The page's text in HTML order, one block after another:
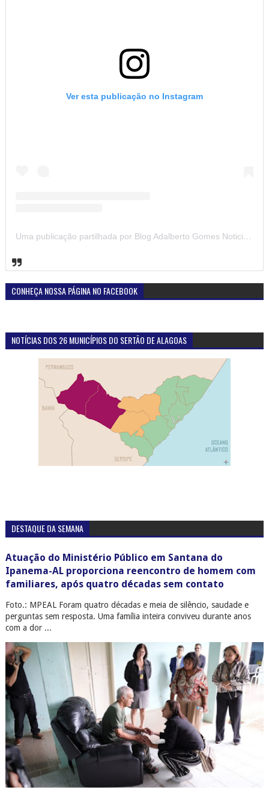
Ver esta publicação no Instagram
Uma publicação partilhada por Blog Adalberto Gomes Noticias (@blogadalbertogomesnoticiass)
CONHEÇA NOSSA PÁGINA NO FACEBOOK
NOTÍCIAS DOS 26 MUNICÍPIOS DO SERTÃO DE ALAGOAS
DESTAQUE DA SEMANA
Atuação do Ministério Público em Santana do
Ipanema-AL proporciona reencontro de homem com
familiares, após quatro décadas sem contato
Foto.: MPEAL Foram quatro décadas e meia de silêncio, saudade e
perguntas sem resposta. Uma família inteira conviveu durante anos
com a dor ...